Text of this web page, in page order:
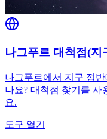
나그푸르 대척점(지
나그푸르에서 지구 정
나요? 대척점 찾기를 사
요.
도구 열기